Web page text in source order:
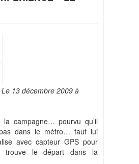
Le 13 décembre 2009 à
la campagne… pourvu qu’il
dans le métro… faut lui
avec capteur GPS pour
trouve le départ dans la